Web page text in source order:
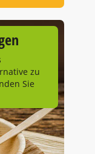
zu
Sie